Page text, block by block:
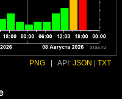
PNG API: JSON TXT